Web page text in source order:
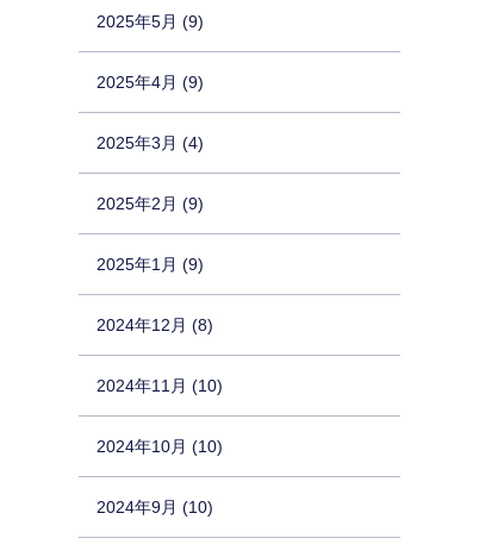
2025年5月 (9)
2025年4月 (9)
2025年3月 (4)
2025年2月 (9)
2025年1月 (9)
2024年12月 (8)
2024年11月 (10)
2024年10月 (10)
2024年9月 (10)